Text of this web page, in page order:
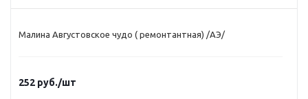
Малина Августовское чудо ( ремонтантная) /АЭ/
252 руб./шт